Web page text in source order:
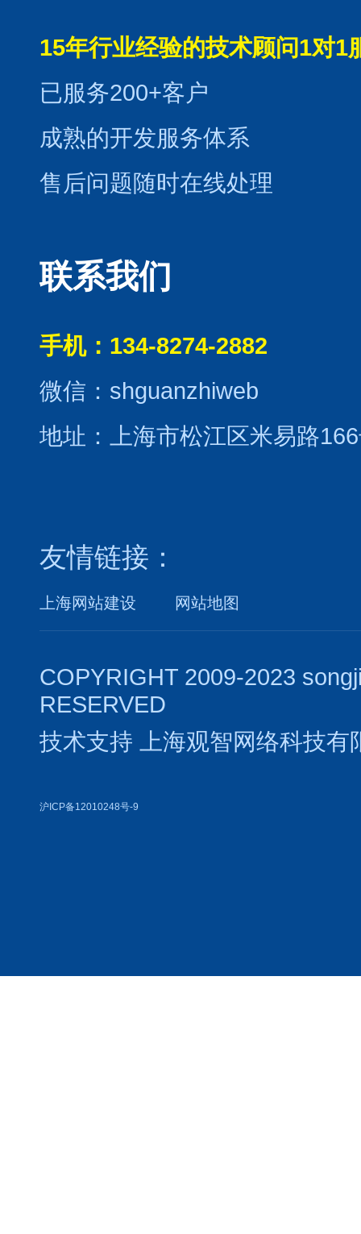
15年行业经验的技术顾问1对1
已服务200+客户
成熟的开发服务体系
售后问题随时在线处理
联系我们
手机：134-8274-2882
微信：shguanzhiweb
地址：上海市松江区米易路
友情链接：
上海网站建设 网站地图
COPYRIGHT 2009-2023
RESERVED
技术支持
上海观智网络科技有
沪ICP备12010248号-9